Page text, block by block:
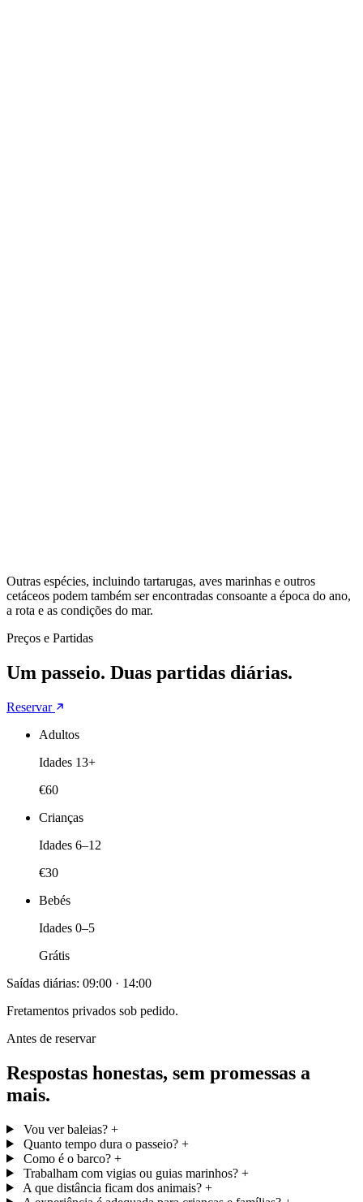
Outras espécies, incluindo tartarugas, aves marinhas e outros
cetáceos podem também ser encontradas consoante a época do ano,
a rota e as condições do mar.
Preços e Partidas
Um passeio. Duas partidas diárias.
Reservar
Adultos
Idades 13+
€60
Crianças
Idades 6–12
€30
Bebés
Idades 0–5
Grátis
Saídas diárias: 09:00 · 14:00
Fretamentos privados sob pedido.
Antes de reservar
Respostas honestas, sem promessas a
mais.
Vou ver baleias? +
Quanto tempo dura o passeio? +
Como é o barco? +
Trabalham com vigias ou guias marinhos? +
A que distância ficam dos animais? +